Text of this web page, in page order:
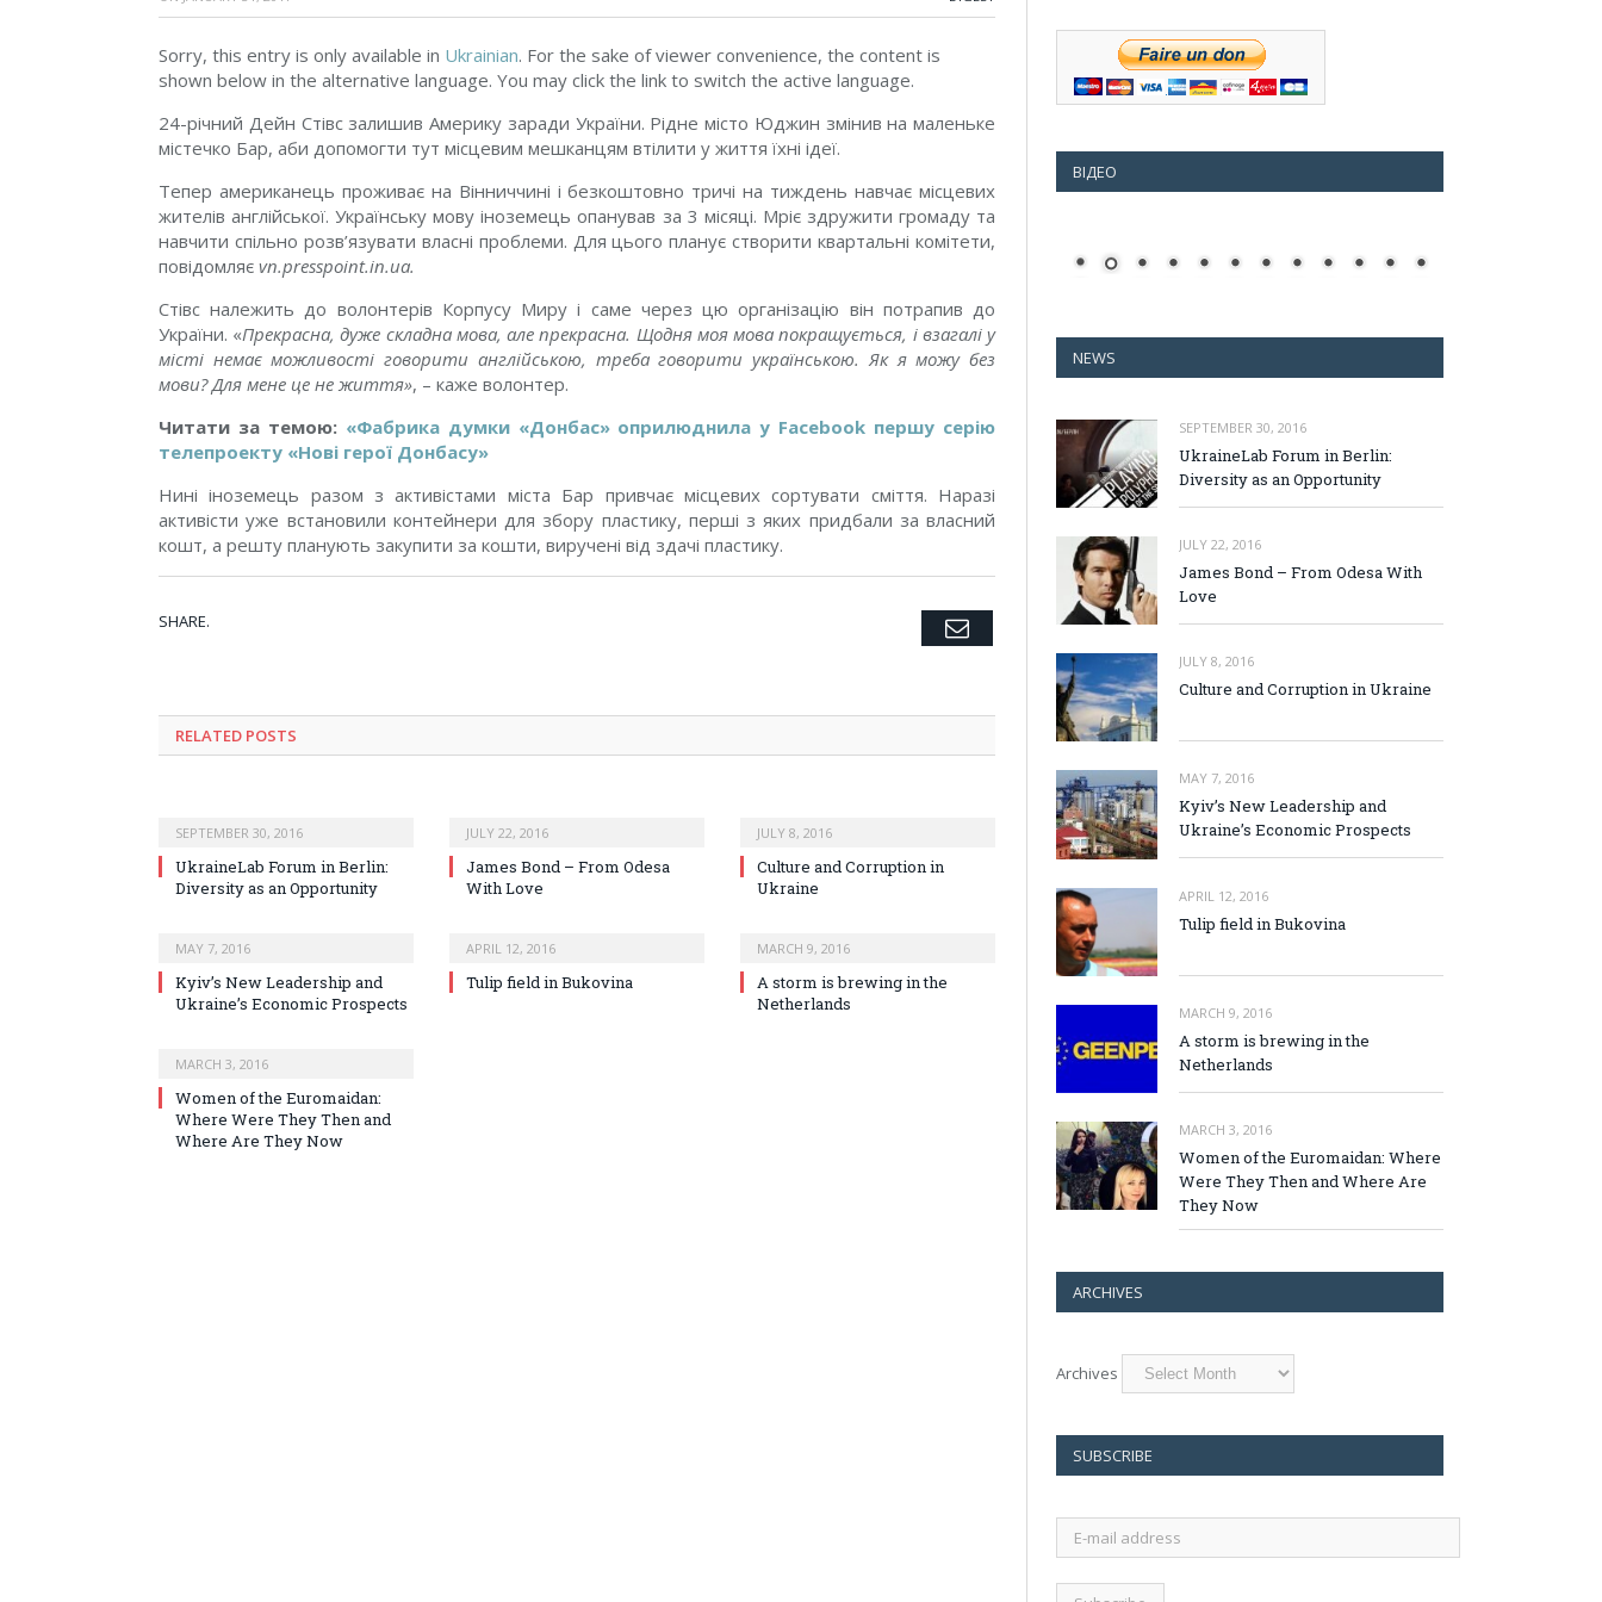
Sorry, this entry is only available in Ukrainian. For the sake of viewer convenience, the content is
shown below in the alternative language. You may click the link to switch the active language.
24-річний Дейн Стівс залишив Америку заради України. Рідне місто Юджин змінив на маленьке
містечко Бар, аби допомогти тут місцевим мешканцям втілити у життя їхні ідеї.
Тепер американець проживає на Вінниччині і безкоштовно тричі на тиждень навчає місцевих
жителів англійської. Українську мову іноземець опанував за 3 місяці. Мріє здружити громаду та
навчити спільно розв’язувати власні проблеми. Для цього планує створити квартальні комітети,
повідомляє vn.presspoint.in.ua.
Стівс належить до волонтерів Корпусу Миру і саме через цю організацію він потрапив до
України. «Прекрасна, дуже складна мова, але прекрасна. Щодня моя мова покращується, і взагалі у
місті немає можливості говорити англійською, треба говорити українською. Як я можу без
мови? Для мене це не життя», – каже волонтер.
Читати за темою: «Фабрика думки «Донбас» оприлюднила у Facebook першу серію
телепроекту «Нові герої Донбасу»
Нині іноземець разом з активістами міста Бар привчає місцевих сортувати сміття. Наразі
активісти уже встановили контейнери для збору пластику, перші з яких придбали за власний
кошт, а решту планують закупити за кошти, виручені від здачі пластику.
SHARE. Twitter
Facebook
Google+
Pinterest
LinkedIn
TumblrEmail
RELATED POSTS
SEPTEMBER 30, 2016
UkraineLab Forum in Berlin:
Diversity as an Opportunity
JULY 22, 2016
James Bond – From Odesa
With Love
JULY 8, 2016
Culture and Corruption in
Ukraine
MAY 7, 2016
Kyiv’s New Leadership and
Ukraine’s Economic Prospects
APRIL 12, 2016
Tulip field in Bukovina
MARCH 9, 2016
A storm is brewing in the
Netherlands
MARCH 3, 2016
Women of the Euromaidan:
Where Were They Then and
Where Are They Now
ВІДЕО
NEWS
SEPTEMBER 30, 2016
UkraineLab Forum in Berlin:
Diversity as an Opportunity
JULY 22, 2016
James Bond – From Odesa With
Love
JULY 8, 2016
Culture and Corruption in Ukraine
MAY 7, 2016
Kyiv’s New Leadership and
Ukraine’s Economic Prospects
APRIL 12, 2016
Tulip field in Bukovina
MARCH 9, 2016
A storm is brewing in the
Netherlands
MARCH 3, 2016
Women of the Euromaidan: Where
Were They Then and Where Are
They Now
ARCHIVES
Archives
SUBSCRIBE
mail